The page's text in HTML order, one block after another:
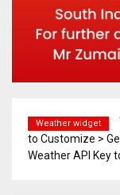
Weather widget
to Customize >
Weather API Key